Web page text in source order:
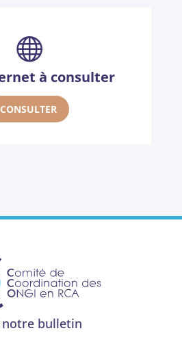

à consulter
CONSULTER
notre bulletin